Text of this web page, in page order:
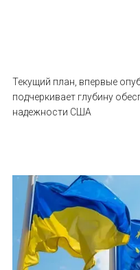
Текущий план, впервые
подчеркивает глубину
надежности США